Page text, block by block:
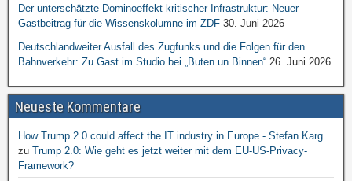
Der unterschätzte Dominoeffekt kritischer Infrastruktur: Neuer
Gastbeitrag für die Wissenskolumne im ZDF 30. Juni 2026
Deutschlandweiter Ausfall des Zugfunks und die Folgen für den
Bahnverkehr: Zu Gast im Studio bei „Buten un Binnen“ 26. Juni 2026
Neueste Kommentare
How Trump 2.0 could affect the IT industry in Europe - Stefan Karg
zu Trump 2.0: Wie geht es jetzt weiter mit dem EU-US-Privacy-
Framework?